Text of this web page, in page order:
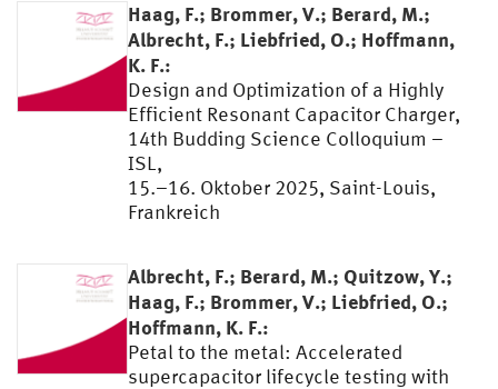
Haag, F.; Brommer, V.; Berard, M.;
Albrecht, F.; Liebfried, O.; Hoffmann,
K. F.:
Design and Optimization of a Highly
Efficient Resonant Capacitor Charger,
14th Budding Science Colloquium –
ISL,
15.–16. Oktober 2025, Saint-Louis,
Frankreich
Albrecht, F.; Berard, M.; Quitzow, Y.;
Haag, F.; Brommer, V.; Liebfried, O.;
Hoffmann, K. F.:
Petal to the metal: Accelerated
supercapacitor lifecycle testing with